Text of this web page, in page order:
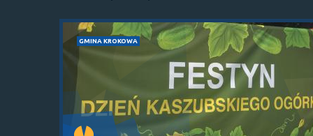
GMINA KROKOWA